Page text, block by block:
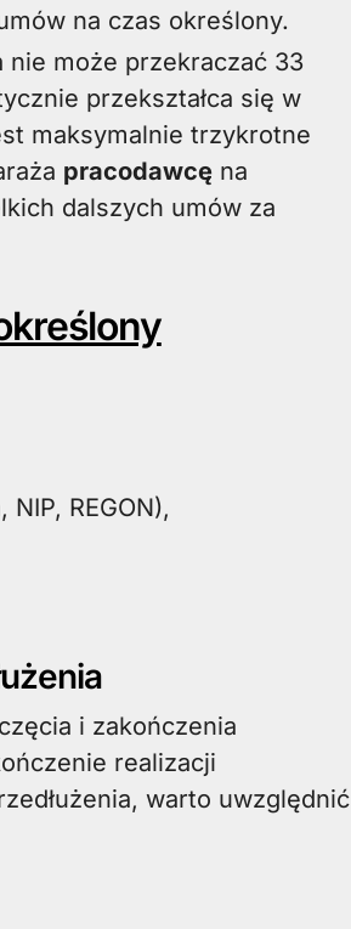
na czas określony.
nie może przekraczać 33
przekształca się w
maksymalnie trzykrotne
pracodawcę na
dalszych umów za
REGON),
i zakończenia
realizacji
warto uwzględnić